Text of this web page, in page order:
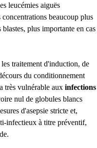
leucémies aiguës
beaucoup plus
plus importante en cas
traitement d'induction, de
du conditionnement
très vulnérable aux infections
nul de globules blancs
d'asepsie stricte et,
infectieux à titre préventif,